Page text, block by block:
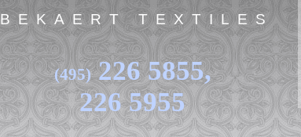
BEKAERT TEXTILES
(495)226 5855,
226 5955